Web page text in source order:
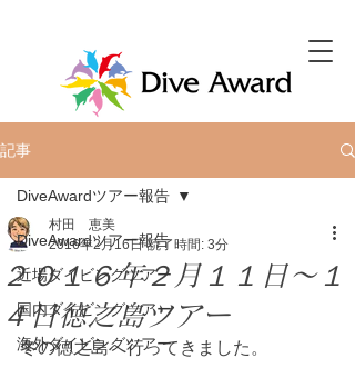
記事
DiveAwardツアー報告
近場ダイビングツアー
国内ダイビングツアー
海外ダイビングツアー
DiveAwardツアー報告
２０１６年２月１１日～１
４日徳之島ツアー
村田 恵美
2016年2月16日 読了時間: 3分
冬の徳之島へ行ってきました。